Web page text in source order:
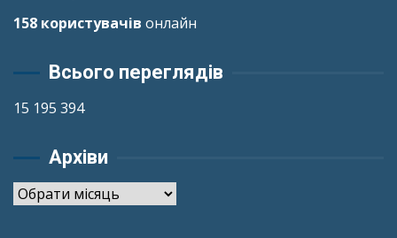
158 користувачів онлайн
Всього переглядів
15 195 394
Архіви
Архіви